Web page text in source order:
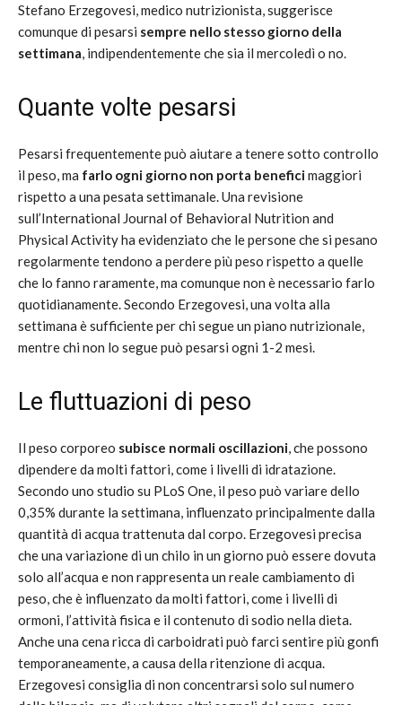
Stefano Erzegovesi, medico nutrizionista, suggerisce
comunque di pesarsi sempre nello stesso giorno della
settimana, indipendentemente che sia il mercoledì o no.
Quante volte pesarsi
Pesarsi frequentemente può aiutare a tenere sotto controllo
il peso, ma farlo ogni giorno non porta beneficimaggiori
rispetto a una pesata settimanale. Una revisione
sull’International Journal of Behavioral Nutrition and
Physical Activity ha evidenziato che le persone che si pesano
regolarmente tendono a perdere più peso rispetto a quelle
che lo fanno raramente, ma comunque non è necessario farlo
quotidianamente. Secondo Erzegovesi, una volta alla
settimana è sufficiente per chi segue un piano nutrizionale,
mentre chi non lo segue può pesarsi ogni 1-2 mesi.
Le fluttuazioni di peso
Il peso corporeo subisce normali oscillazioni, che possono
dipendere da molti fattori, come i livelli di idratazione.
Secondo uno studio su PLoS One, il peso può variare dello
0,35% durante la settimana, influenzato principalmente dalla
quantità di acqua trattenuta dal corpo. Erzegovesi precisa
che una variazione di un chilo in un giorno può essere dovuta
solo all’acqua e non rappresenta un reale cambiamento di
peso, che è influenzato da molti fattori, come i livelli di
ormoni, l’attività fisica e il contenuto di sodio nella dieta.
Anche una cena ricca di carboidrati può farci sentire più gonfi
temporaneamente, a causa della ritenzione di acqua.
Erzegovesi consiglia di non concentrarsi solo sul numero